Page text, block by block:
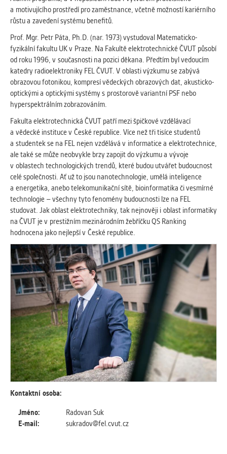
Cookies, které aplikace nedokáže zařadit.
Naším cílem je, aby tato kategorie
přiřazeny do některé z kategorií
uvedených výše.
a motivujícího prostředí pro zaměstnance, včetně možností kariérního
růstu a zavedení systému benefitů.
Prof. Mgr. Petr Páta, Ph.D. (nar. 1973) vystudoval Matematicko-
fyzikální fakultu UK v Praze. Na Fakultě elektrotechnické ČVUT působí
od roku 1996, v současnosti na pozici děkana. Předtím byl vedoucím
katedry radioelektroniky FEL ČVUT. V oblasti výzkumu se zabývá
obrazovou fotonikou, kompresí vědeckých obrazových dat, akusticko-
optickými a optickými systémy s prostorově variantní PSF nebo
hyperspektrálním zobrazováním.
Fakulta elektrotechnická ČVUT patří mezi špičkové vzdělávací
a vědecké instituce v České republice. Více než tři tisíce studentů
a studentek se na FEL nejen vzdělává v informatice a elektrotechnice,
ale také se může neobvykle brzy zapojit do výzkumu a vývoje
v oblastech technologických trendů, které budou utvářet budoucnost
celé společnosti. Ať už to jsou nanotechnologie, umělá inteligence
a energetika, anebo telekomunikační sítě, bioinformatika či vesmírné
technologie – všechny tyto fenomény budoucnosti lze na FEL
studovat. Jak oblast elektrotechniky, tak nejnověji i oblast informatiky
na ČVUT je v prestižním mezinárodním žebříčku QS Ranking
hodnocena jako nejlepší v České republice.
Kontaktní osoba:
Jméno:
Radovan Suk
E-mail:
sukradov@fel.cvut.cz